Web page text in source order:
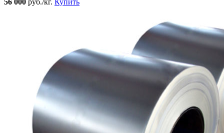
56 000 руб./кг. Купить